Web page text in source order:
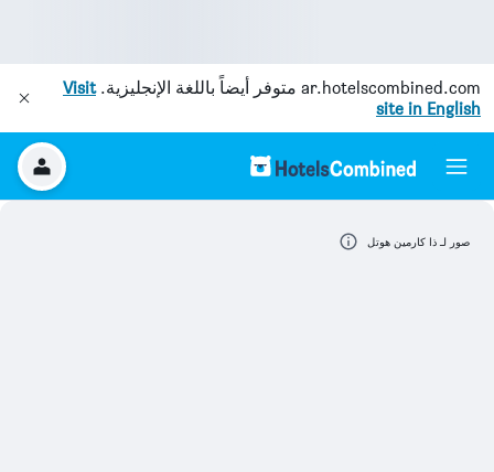
ar.hotelscombined.com متوفر أيضاً باللغة الإنجليزية.Visit
site in English
صور لـ ذا كارمين هوتل